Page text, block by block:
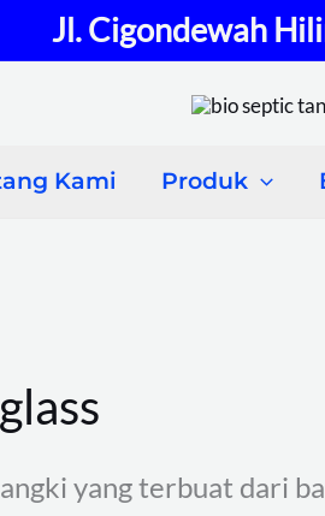
Jl. Cigondewah
Kami Produk
yang terbuat dari